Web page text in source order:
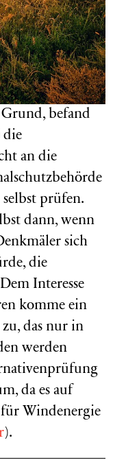
befand
die
an die
selbst prüfen.
dann, wenn
sich
die
Interesse
komme ein
das nur in
werden
da es auf
Windenergie
).